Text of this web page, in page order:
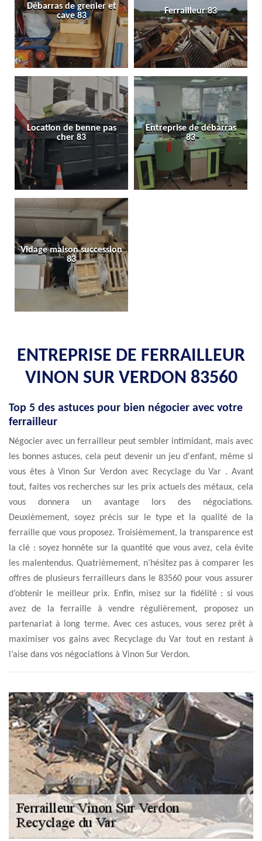
Débarras de grenier et
cave 83
Ferrailleur 83
Location de benne pas
cher 83
Entreprise de débarras
83
Vidage maison succession
83
ENTREPRISE DE FERRAILLEUR
VINON SUR VERDON 83560
Top 5 des astuces pour bien négocier avec votre
ferrailleur
Négocier avec un ferrailleur peut sembler intimidant, mais avec
les bonnes astuces, cela peut devenir un jeu d'enfant, même si
vous êtes à Vinon Sur Verdon avec Recyclage du Var . Avant
tout, faites vos recherches sur les prix actuels des métaux, cela
vous donnera un avantage lors des négociations.
Deuxièmement, soyez précis sur le type et la qualité de la
ferraille que vous proposez. Troisièmement, la transparence est
la clé : soyez honnête sur la quantité que vous avez, cela évite
les malentendus. Quatrièmement, n’hésitez pas à comparer les
offres de plusieurs ferrailleurs dans le 83560 pour vous assurer
d’obtenir le meilleur prix. Enfin, misez sur la fidélité : si vous
avez de la ferraille à vendre régulièrement, proposez un
partenariat à long terme. Avec ces astuces, vous serez prêt à
maximiser vos gains avec Recyclage du Var tout en restant à
l’aise dans vos négociations à Vinon Sur Verdon.